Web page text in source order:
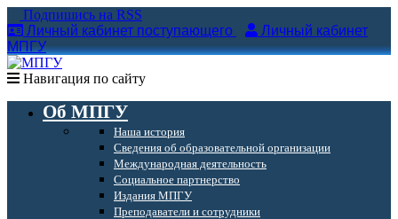
Подпишись на RSS
Личный кабинет поступающего
Личный кабинет
МПГУ
Навигация по сайту
Об МПГУ
Наша история
Сведения об образовательной организации
Международная деятельность
Социальное партнерство
Издания МПГУ
Преподаватели и сотрудники